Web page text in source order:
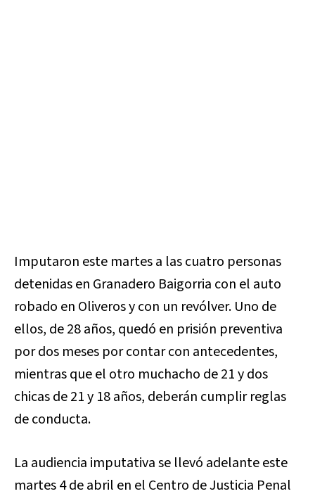
Imputaron este martes a las cuatro personas
detenidas en Granadero Baigorria con el auto
robado en Oliveros y con un revólver. Uno de
ellos, de 28 años, quedó en prisión preventiva
por dos meses por contar con antecedentes,
mientras que el otro muchacho de 21 y dos
chicas de 21 y 18 años, deberán cumplir reglas
de conducta.
La audiencia imputativa se llevó adelante este
martes 4 de abril en el Centro de Justicia Penal